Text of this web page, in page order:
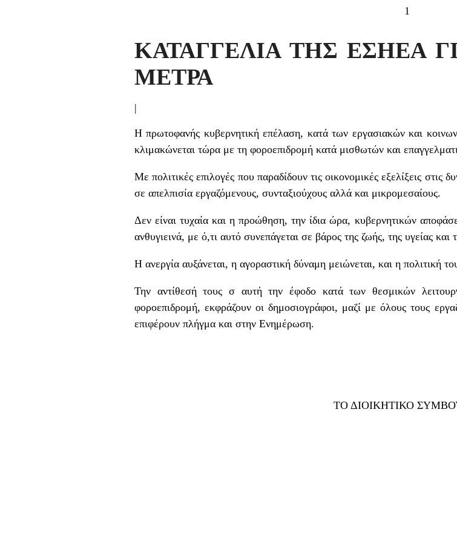
1
ΚΑΤΑΓΓΕΛΙΑ ΤΗΣ ΕΣΗΕΑ
ΜΕΤΡΑ
|
Η πρωτοφανής κυβερνητική επέλαση, κατά των εργασιακών και
κλιμακώνεται τώρα με τη φοροεπιδρομή κατά μισθωτών και
Με πολιτικές επιλογές που παραδίδουν τις οικονομικές εξελίξεις στις
σε απελπισία εργαζόμενους, συνταξιούχους αλλά και μικρομεσαίους.
Δεν είναι τυχαία και η προώθηση, την ίδια ώρα, κυβερνητικών
ανθυγιεινά, με ό,τι αυτό συνεπάγεται σε βάρος της ζωής, της υγείας
Η ανεργία αυξάνεται, η αγοραστική δύναμη μειώνεται, και η πολιτική
Την αντίθεσή τους σ αυτή την έφοδο κατά των θεσμικών
φοροεπιδρομή, εκφράζουν οι δημοσιογράφοι, μαζί με όλους τους
επιφέρουν πλήγμα και στην Ενημέρωση.
ΤΟ ΔΙΟΙΚΗΤΙΚΟ